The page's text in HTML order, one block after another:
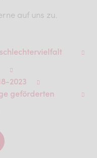
auf uns zu.
2023
geförderten